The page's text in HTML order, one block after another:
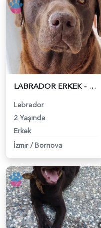
LABRADOR ERKEK - 118976906
Labrador
2 Yaşında
Erkek
İzmir / Bornova